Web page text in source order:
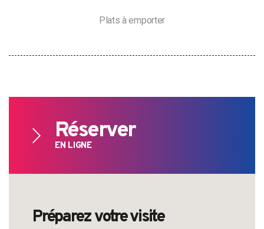
Plats à emporter
Réserver
EN LIGNE
Préparez votre visite